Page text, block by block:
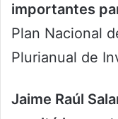
importantes
Plan Nacional
Plurianual de
Jaime Raúl